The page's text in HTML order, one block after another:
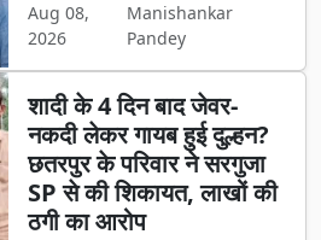
Aug 08,
2026
Manishankar
Pandey
शादी के 4 दिन बाद जेवर-
नकदी लेकर गायब हुई दुल्हन?
छतरपुर के परिवार ने सरगुजा
SP से की शिकायत, लाखों की
ठगी का आरोप